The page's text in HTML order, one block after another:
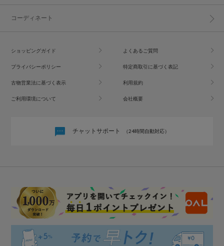
コーディネート
ショッピングガイド よくあるご質問
プライバシーポリシー 特定商取引に基づく表記
古物営業法に基づく表示 利用規約
ご利用環境について 会社概要
チャットサポート （24時間自動対応）